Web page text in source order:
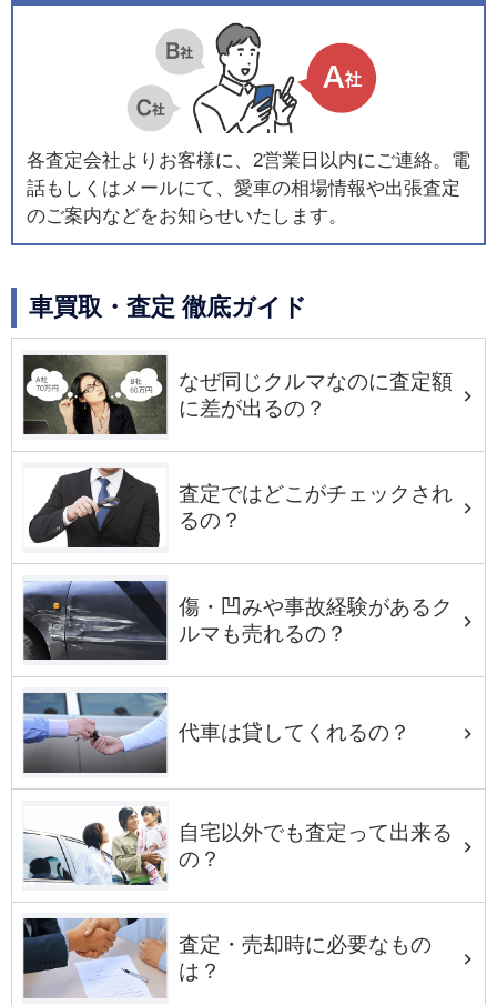
各査定会社よりお客様に、2営業日以内にご連絡。電
話もしくはメールにて、愛車の相場情報や出張査定
のご案内などをお知らせいたします。
車買取・査定 徹底ガイド
なぜ同じクルマなのに査定額
に差が出るの？
査定ではどこがチェックされ
るの？
傷・凹みや事故経験があるク
ルマも売れるの？
代車は貸してくれるの？
自宅以外でも査定って出来る
の？
査定・売却時に必要なもの
は？